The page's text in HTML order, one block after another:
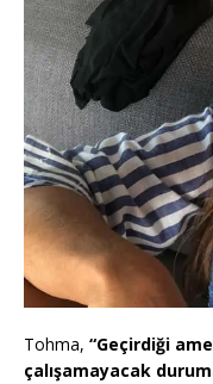
Tohma, “Geçirdiği
çalışamayacak